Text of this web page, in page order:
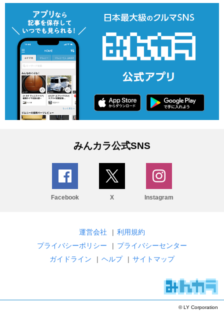
みんカラ公式SNS
Facebook X Instagram
運営会社 | 利用規約
プライバシーポリシー
| プライバシーセンター
ガイドライン
| ヘルプ | サイトマップ
© LY Corporation